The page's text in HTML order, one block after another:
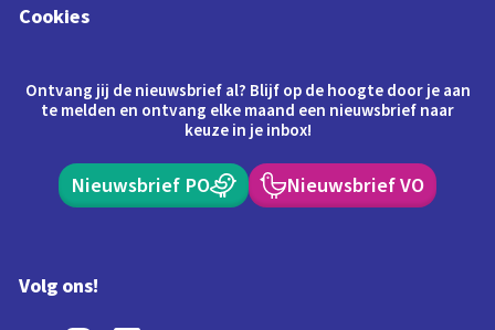
Cookies
Ontvang jij de nieuwsbrief al? Blijf op de hoogte door je aan
te melden en ontvang elke maand een nieuwsbrief naar
keuze in je inbox!
Nieuwsbrief PO Nieuwsbrief VO
Volg ons!